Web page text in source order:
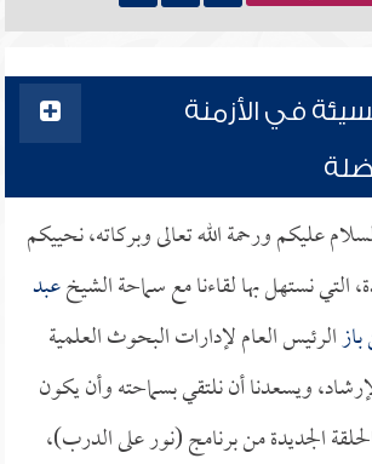
في الأزمنة
عليكم ورحمة الله تعالى وبركاته، نحييكم
التي نستهل بها لقاءنا مع سماحة الشيخعبد
الرئيس العام لإدارات البحوث العلمية
ويسعدنا أن نلتقي بسماحته وأن يكون
الجديدة من برنامج (نور على الدرب)،